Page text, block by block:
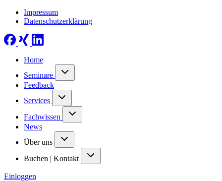
Impressum
Datenschutzerklärung
Home
Seminare
Feedback
Services
Fachwissen
News
Über uns
Buchen | Kontakt
Einloggen